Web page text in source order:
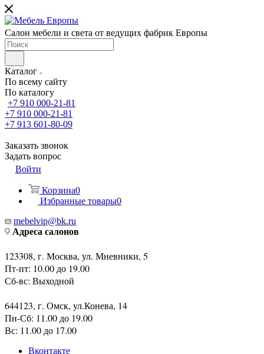
Салон мебели и света от ведущих фабрик Европы
Каталог
По всему сайту
По каталогу
+7 910 000-21-81
+7 910 000-21-81
+7 913 601-80-09
Заказать звонок
Задать вопрос
Войти
Корзина0
Избранные товары0
mebelvip@bk.ru
Адреса салонов
123308, г. Москва, ул. Мневники, 5
Пт-пт: 10.00 до 19.00
Сб-вс: Выходной
644123, г. Омск, ул.Конева, 14
Пн-Сб: 11.00 до 19.00
Вс: 11.00 до 17.00
Вконтакте